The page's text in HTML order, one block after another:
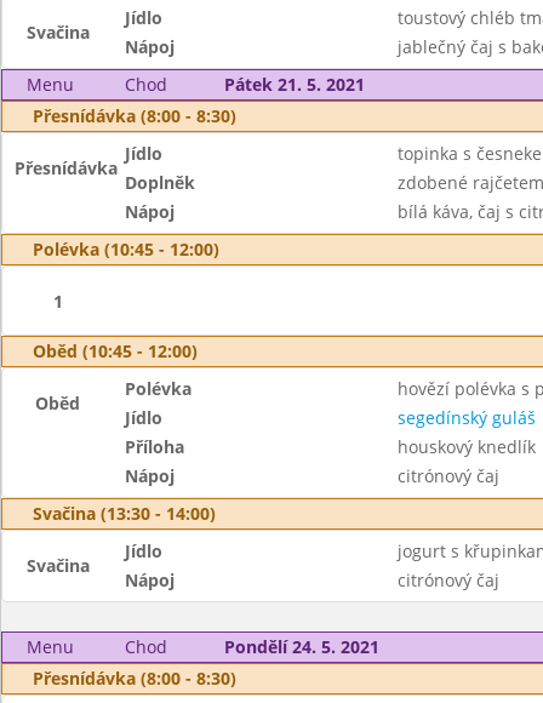
Svačina
Jídlo
toustový chléb
Nápoj
jablečný čaj s
Menu
Chod
Pátek 21. 5. 2021
Přesnídávka (8:00 - 8:30)
Přesnídávka
Jídlo
topinka s
Doplněk
zdobené rajčetem
Nápoj
bílá káva, čaj s
Polévka (10:45 - 12:00)
1
Oběd (10:45 - 12:00)
Oběd
Polévka
hovězí polévka s
Jídlo
segedínský guláš
Příloha
houskový knedlík
Nápoj
citrónový čaj
Svačina (13:30 - 14:00)
Svačina
Jídlo
jogurt s
Nápoj
citrónový čaj
Menu Chod
Pondělí 24. 5. 2021
Přesnídávka (8:00 - 8:30)